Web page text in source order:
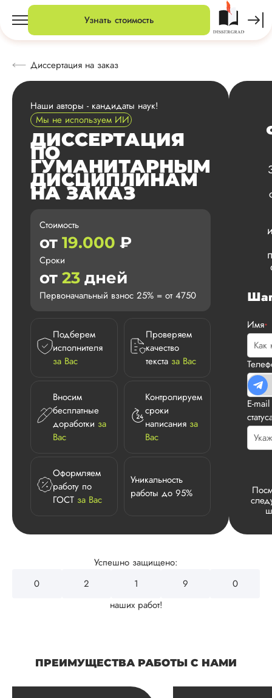
Узнать стоимость
Диссертация на заказ
Наши авторы - кандидаты наук!
Мы не используем ИИ
ДИССЕРТАЦИЯ
ПО
ГУМАНИТАРНЫМ
ДИСЦИПЛИНАМ
НА ЗАКАЗ
Стоимость
от 19.000 ₽
Сроки
от 23 дней
Первоначальный взнос 25% = от 4750
Подберем
исполнителя
за Вас
Проверяем
качество
текста за Вас
Вносим
бесплатные
доработки за
Вас
Контролируем
сроки
написания за
Вас
Оформляем
работу по
ГОСТ за Вас
Уникальность
работы до 95%
Имя*
E-mail
Успешно защищено:
2
3
4
2
0
наших работ!
ПРЕИМУЩЕСТВА РАБОТЫ С НАМИ